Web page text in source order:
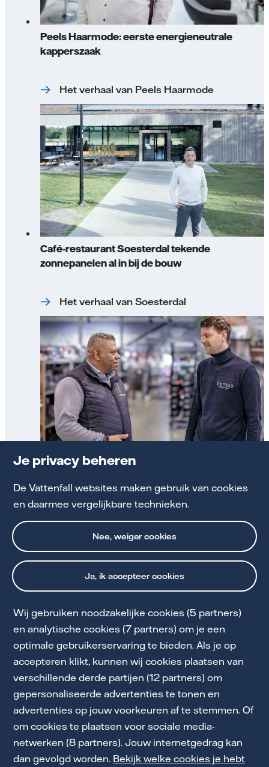
Je privacy beheren
De Vattenfall websites maken gebruik van cookies
en daarmee vergelijkbare technieken.
Ja, ik accepteer cookies
Nee, weiger cookies
Wij gebruiken noodzakelijke cookies (5 partners)
en analytische cookies (7 partners) om je een
optimale gebruikerservaring te bieden. Als je op
accepteren klikt, kunnen wij cookies plaatsen van
verschillende derde partijen (12 partners) om
gepersonaliseerde advertenties te tonen en
advertenties op jouw voorkeuren af te stemmen. Of
om cookies te plaatsen voor sociale media-
netwerken (8 partners). Jouw internetgedrag kan
dan gevolgd worden. Bekijk welke cookies je hebt
Peels Haarmode: eerste energieneutrale
kapperszaak
Het verhaal van Peels Haarmode
Café-restaurant Soesterdal tekende
zonnepanelen al in bij de bouw
Het verhaal van Soesterdal
Herqua Sports waardeerde het energieadvies
Het verhaal van Herqua
Cookie Statement
Klantenservice mkb
Privacy en Voorwaarden
Toegankelijkheid
Werken bij Vattenfall